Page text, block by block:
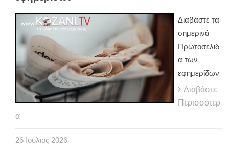
Διαβάστε τα
σημερινά
Πρωτοσέλιδ
α των
εφημερίδων
Διαβάστε
Περισσότερ
α
26 Ιούλιος 2026